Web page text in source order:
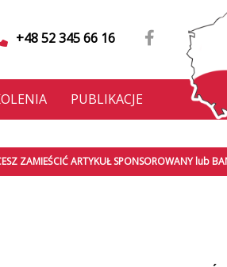
+48 52 345 66 16
PUBLIKACJE
ZAMIEŚCIĆ ARTYKUŁ SPONSOROWANY lub